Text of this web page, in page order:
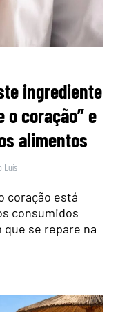
ingrediente
o coração” e
alimentos
Luís
coração está
consumidos
se repare na